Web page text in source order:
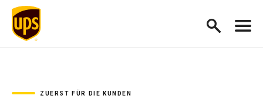
ZUERST FÜR DIE KUNDEN